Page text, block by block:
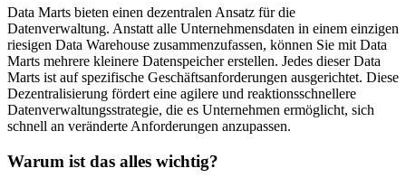
Data Marts bieten einen dezentralen Ansatz für die
Datenverwaltung. Anstatt alle Unternehmensdaten in einem einzigen
riesigen Data Warehouse zusammenzufassen, können Sie mit Data
Marts mehrere kleinere Datenspeicher erstellen. Jedes dieser Data
Marts ist auf spezifische Geschäftsanforderungen ausgerichtet. Diese
Dezentralisierung fördert eine agilere und reaktionsschnellere
Datenverwaltungsstrategie, die es Unternehmen ermöglicht, sich
schnell an veränderte Anforderungen anzupassen.
Warum ist das alles wichtig?